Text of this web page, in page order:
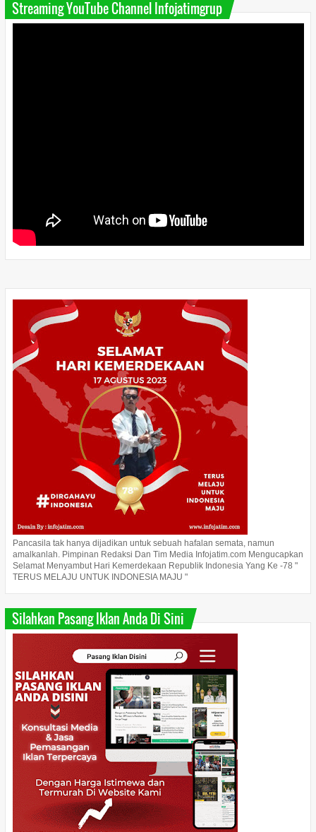
Streaming YouTube Channel Infojatimgrup
Pancasila tak hanya dijadikan untuk sebuah hafalan semata, namun
amalkanlah. Pimpinan Redaksi Dan Tim Media Infojatim.com Mengucapkan
Selamat Menyambut Hari Kemerdekaan Republik Indonesia Yang Ke -78 "
TERUS MELAJU UNTUK INDONESIA MAJU "
Silahkan Pasang Iklan Anda Di Sini